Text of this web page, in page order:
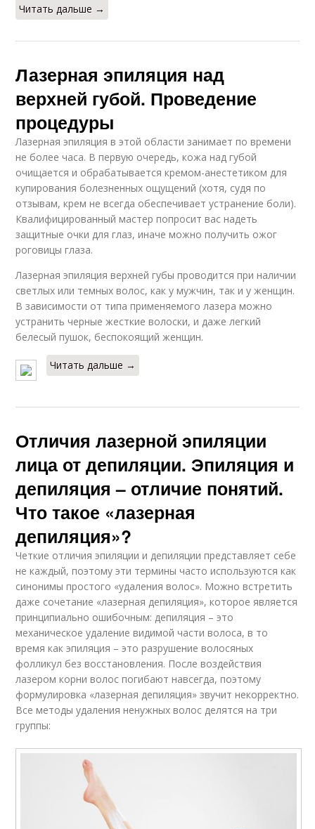
Читать дальше →
Лазерная эпиляция над
верхней губой. Проведение
процедуры
Лазерная эпиляция в этой области занимает по времени
не более часа. В первую очередь, кожа над губой
очищается и обрабатывается кремом-анестетиком для
купирования болезненных ощущений (хотя, судя по
отзывам, крем не всегда обеспечивает устранение боли).
Квалифицированный мастер попросит вас надеть
защитные очки для глаз, иначе можно получить ожог
роговицы глаза.
Лазерная эпиляция верхней губы проводится при наличии
светлых или темных волос, как у мужчин, так и у женщин.
В зависимости от типа применяемого лазера можно
устранить черные жесткие волоски, и даже легкий
белесый пушок, беспокоящий женщин.
Читать дальше →
Отличия лазерной эпиляции
лица от депиляции. Эпиляция и
депиляция – отличие понятий.
Что такое «лазерная
депиляция»?
Четкие отличия эпиляции и депиляции представляет себе
не каждый, поэтому эти термины часто используются как
синонимы простого «удаления волос». Можно встретить
даже сочетание «лазерная депиляция», которое является
принципиально ошибочным: депиляция – это
механическое удаление видимой части волоса, в то
время как эпиляция – это разрушение волосяных
фолликул без восстановления. После воздействия
лазером корни волос погибают навсегда, поэтому
формулировка «лазерная депиляция» звучит некорректно.
Все методы удаления ненужных волос делятся на три
группы: